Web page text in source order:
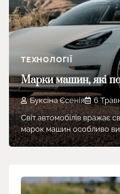
ТЕХНОЛОГІЇ
Марки машин, які
Буксіна Єсенія 6
Світ автомобілів вражає
марок машин особливо